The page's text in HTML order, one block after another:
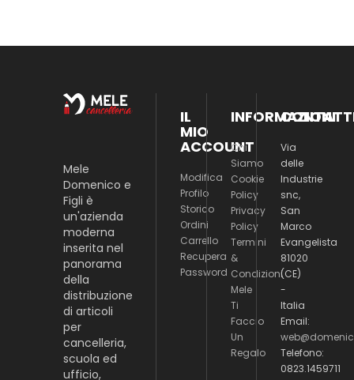
Mele
Domenico e
Figli è
un'azienda
moderna
inserita nel
panorama
della
distribuzione
di articoli
per
cancelleria,
scuola ed
ufficio,
IL
MIO
ACCOUNT
Modifica
Profilo
Storico
Ordini
Carrello
Recupera
Password
INFORMAZIONI
Chi
Siamo
Cookie
Policy
Privacy
Policy
Termini
&
Condizioni
Mele
Ti
Faccio
Un
Regalo
Via
delle
Industrie
snc,
San
Marco
Evangelista
81020
(CE)
-
Italia
Email:
Telefono:
0823.1459711